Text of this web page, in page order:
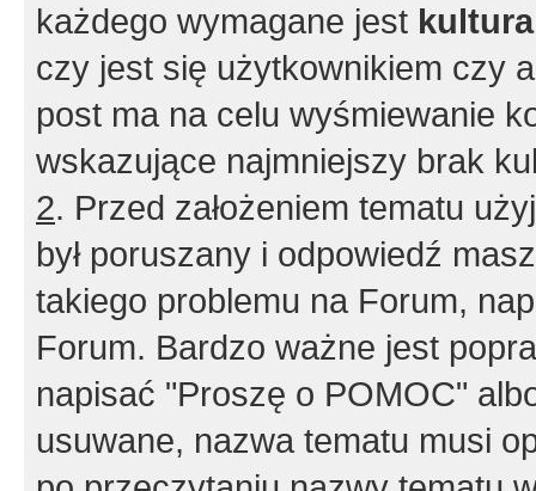
każdego wymagane jest
czy jest się użytkownikiem czy
post ma na celu wyśmiewanie
wskazujące najmniejszy brak
2. Przed założeniem tematu
był poruszany i odpowiedź
takiego problemu na Forum,
Forum. Bardzo ważne jest
napisać "Proszę o POMOC"
usuwane, nazwa tematu musi